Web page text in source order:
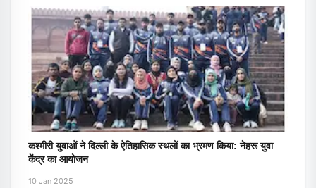
कश्मीरी युवाओं ने दिल्ली के ऐतिहासिक स्थलों का भ्रमण किया: नेहरू युवा
केंद्र का आयोजन
10 Jan 2025